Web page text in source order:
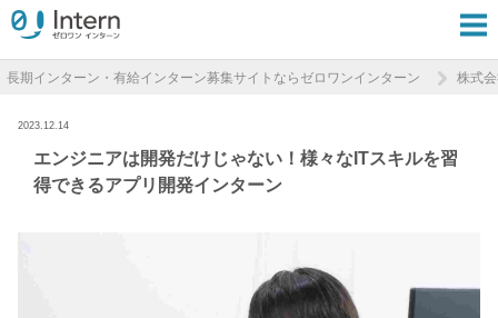
長期インターン・有給インターン募集サイトならゼロワンインターン 株式
2023.12.14
エンジニアは開発だけじゃない！様々なITスキルを習
得できるアプリ開発インターン